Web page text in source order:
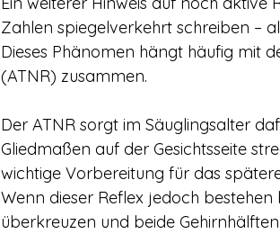
Zahlen spiegelverkehrt schreiben –
Dieses Phänomen hängt häufig mit
(ATNR) zusammen.
Der ATNR sorgt im Säuglingsalter
Gliedmaßen auf der Gesichtsseite
wichtige Vorbereitung für das
Wenn dieser Reflex jedoch
überkreuzen und beide